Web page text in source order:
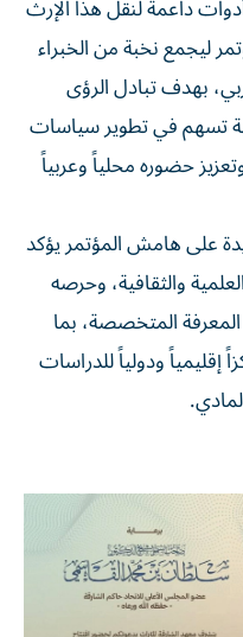
داعمة لنقل هذا الإرث
ليجمع نخبة من الخبراء
بهدف تبادل الرؤى
تسهم في تطوير سياسات
حضوره محلياً وعربياً
جديدة على هامش المؤتمر يؤكد
والثقافية، وحرصه
المتخصصة، بما
ودولياً للدراسات